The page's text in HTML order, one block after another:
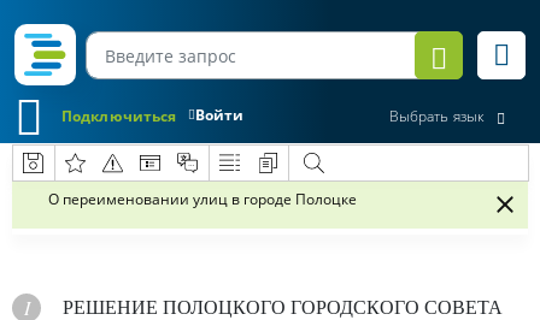
Войти
Подключиться Выбрать язык
О переименовании улиц в городе Полоцке
РЕШЕНИЕ ПОЛОЦКОГО ГОРОДСКОГО СОВЕТА